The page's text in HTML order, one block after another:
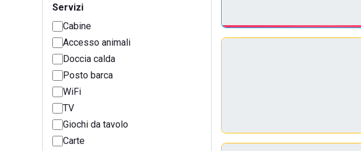
Servizi
Cabine
Accesso animali
Doccia calda
Posto barca
WiFi
TV
Giochi da tavolo
Carte